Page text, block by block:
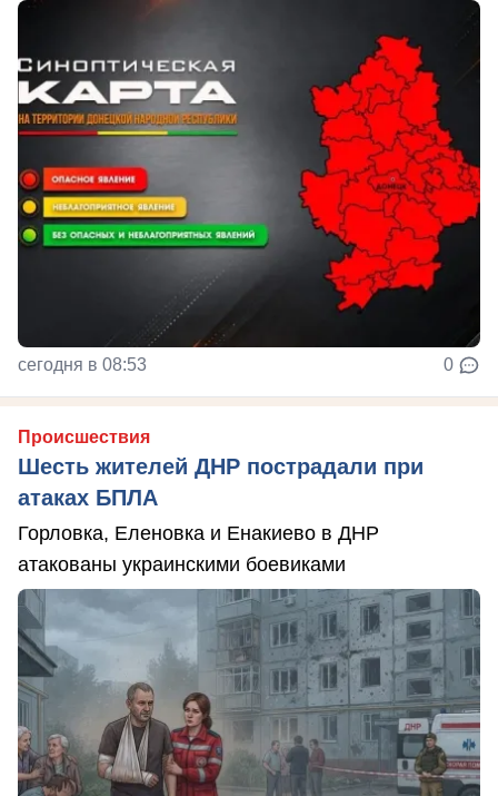
сегодня в 08:53 0
Происшествия
Шесть жителей ДНР пострадали при
атаках БПЛА
Горловка, Еленовка и Енакиево в ДНР
атакованы украинскими боевиками